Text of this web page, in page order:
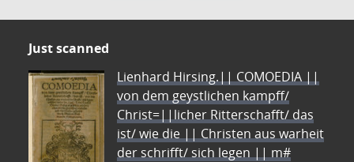
Just scanned
Lienhard Hirsing.|| COMOEDIA ||
von dem geystlichen kampff/
Christ=||licher Ritterschafft/ das
ist/ wie die || Christen aus warheit
der schrifft/ sich legen || m#